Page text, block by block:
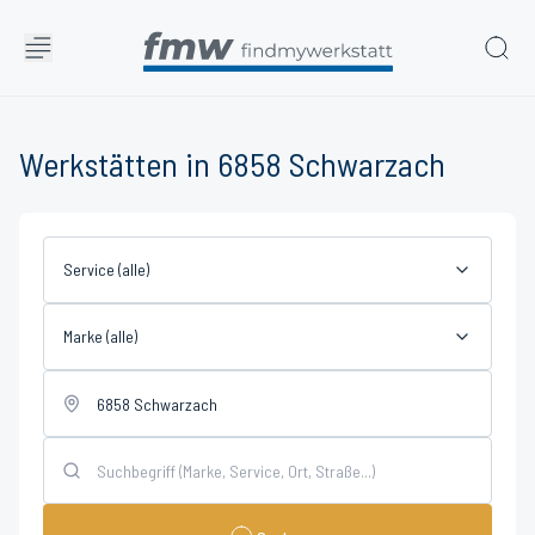
Werkstätten in 6858 Schwarzach
Service (alle)
Marke (alle)